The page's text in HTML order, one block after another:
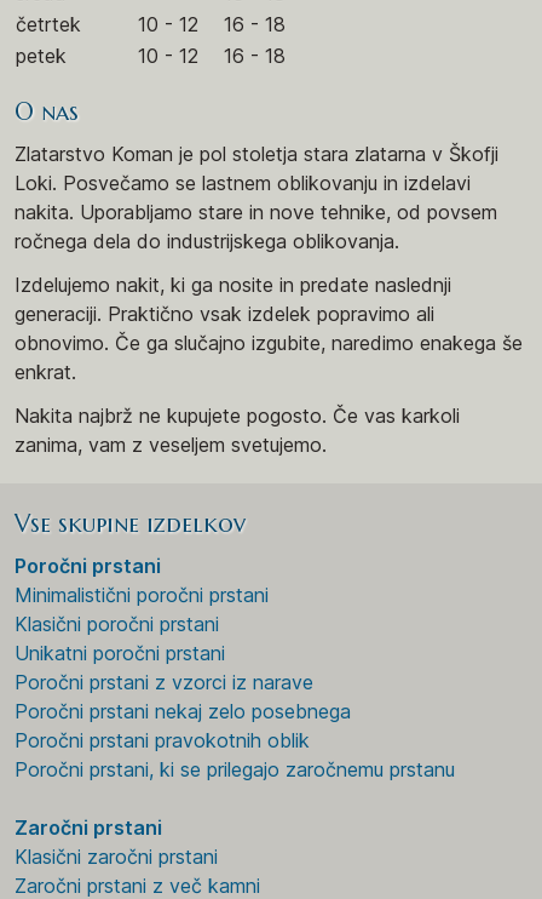
četrtek
10 - 12
16 - 18
petek
10 - 12 16 - 18
O nas
Zlatarstvo Koman je pol stoletja stara zlatarna v Škofji
Loki. Posvečamo se lastnem oblikovanju in izdelavi
nakita. Uporabljamo stare in nove tehnike, od povsem
ročnega dela do industrijskega oblikovanja.
Izdelujemo nakit, ki ga nosite in predate naslednji
generaciji. Praktično vsak izdelek popravimo ali
obnovimo. Če ga slučajno izgubite, naredimo enakega še
enkrat.
Nakita najbrž ne kupujete pogosto. Če vas karkoli
zanima, vam z veseljem svetujemo.
Vse skupine izdelkov
Poročni prstani
Minimalistični poročni prstani
Klasični poročni prstani
Unikatni poročni prstani
Poročni prstani z vzorci iz narave
Poročni prstani nekaj zelo posebnega
Poročni prstani pravokotnih oblik
Poročni prstani, ki se prilegajo zaročnemu prstanu
Zaročni prstani
Klasični zaročni prstani
Zaročni prstani z več kamni